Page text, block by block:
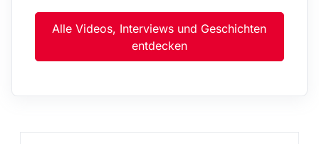
Alle Videos, Interviews und Geschichten
entdecken